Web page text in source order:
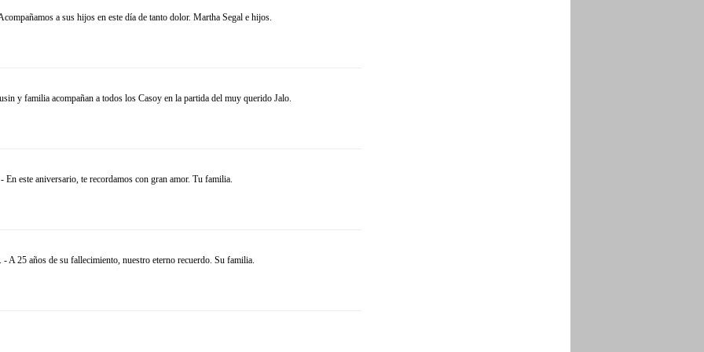
a sus hijos en este día de tanto dolor. Martha Segal e hijos.
y familia acompañan a todos los Casoy en la partida del muy querido Jalo.
este aniversario, te recordamos con gran amor. Tu familia.
A 25 años de su fallecimiento, nuestro eterno recuerdo. Su familia.